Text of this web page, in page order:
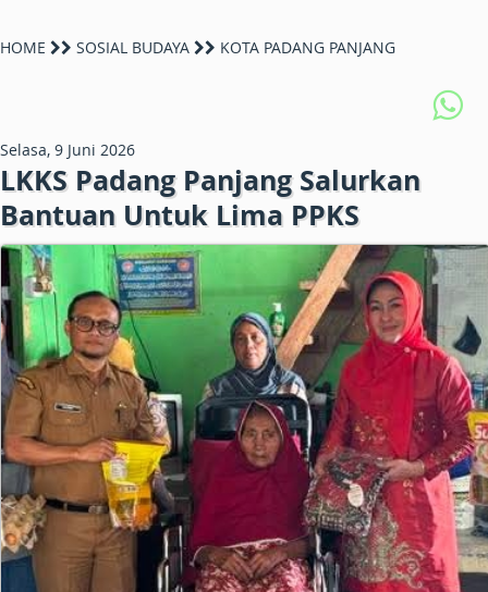
HOME SOSIAL BUDAYA KOTA PADANG PANJANG
Selasa, 9 Juni 2026
LKKS Padang Panjang Salurkan
Bantuan Untuk Lima PPKS